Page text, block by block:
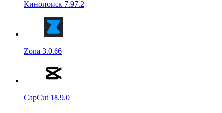
Кинопоиск 7.97.2
Zona 3.0.66
CapCut 18.9.0